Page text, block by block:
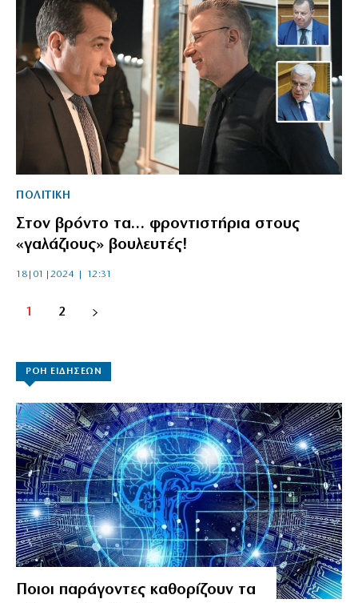
ΠΟΛΙΤΙΚΗ
Στον βρόντο τα… φροντιστήρια στους
«γαλάζιους» βουλευτές!
18|01|2024 | 12:31
1 2
ΡΟΗ ΕΙΔΗΣΕΩΝ
Ποιοι παράγοντες καθορίζουν τα